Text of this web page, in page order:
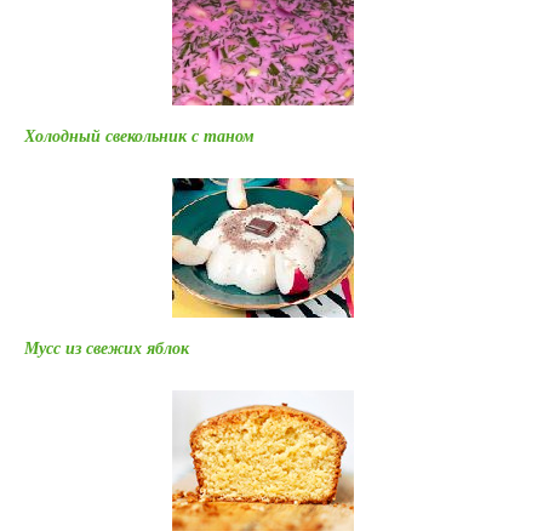
Холодный свекольник с таном
Мусс из свежих яблок